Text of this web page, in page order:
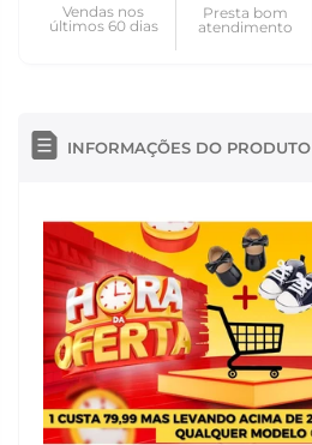
Vendas nos
últimos 60 dias
Presta bom
atendimento
INFORMAÇÕES DO PRODUTO